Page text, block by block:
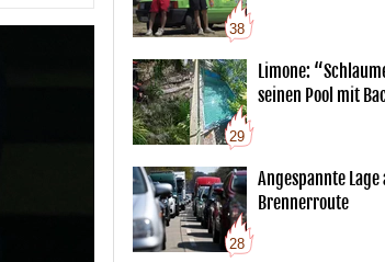
38
29
Limone:
seinen Pool mit
28
Angespannte
Brennerroute